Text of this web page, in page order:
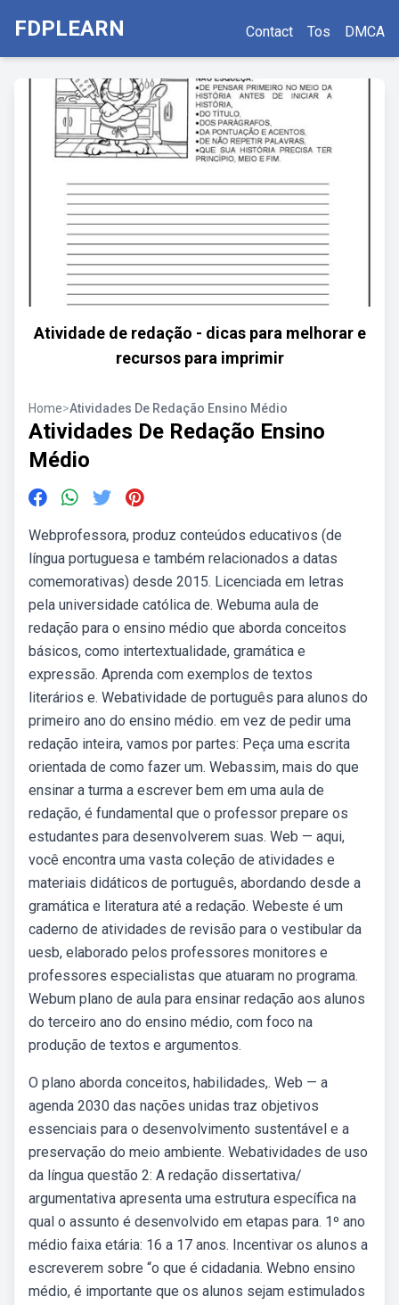
FDPLEARN Contact Tos DMCA
Atividade de redação - dicas para melhorar e
recursos para imprimir
Home>Atividades De Redação Ensino Médio
Atividades De Redação Ensino
Médio
Webprofessora, produz conteúdos educativos (de
língua portuguesa e também relacionados a datas
comemorativas) desde 2015. Licenciada em letras
pela universidade católica de. Webuma aula de
redação para o ensino médio que aborda conceitos
básicos, como intertextualidade, gramática e
expressão. Aprenda com exemplos de textos
literários e. Webatividade de português para alunos do
primeiro ano do ensino médio. em vez de pedir uma
redação inteira, vamos por partes: Peça uma escrita
orientada de como fazer um. Webassim, mais do que
ensinar a turma a escrever bem em uma aula de
redação, é fundamental que o professor prepare os
estudantes para desenvolverem suas. Web — aqui,
você encontra uma vasta coleção de atividades e
materiais didáticos de português, abordando desde a
gramática e literatura até a redação. Webeste é um
caderno de atividades de revisão para o vestibular da
uesb, elaborado pelos professores monitores e
professores especialistas que atuaram no programa.
Webum plano de aula para ensinar redação aos alunos
do terceiro ano do ensino médio, com foco na
produção de textos e argumentos.
O plano aborda conceitos, habilidades,. Web — a
agenda 2030 das nações unidas traz objetivos
essenciais para o desenvolvimento sustentável e a
preservação do meio ambiente. Webatividades de uso
da língua questão 2: A redação dissertativa/
argumentativa apresenta uma estrutura específica na
qual o assunto é desenvolvido em etapas para. 1º ano
médio faixa etária: 16 a 17 anos. Incentivar os alunos a
escreverem sobre “o que é cidadania. Webno ensino
médio, é importante que os alunos sejam estimulados